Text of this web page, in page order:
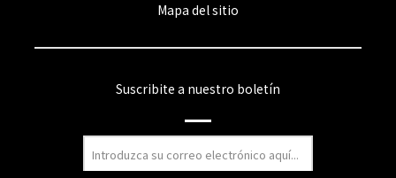
Mapa del sitio
Suscribite a nuestro boletín